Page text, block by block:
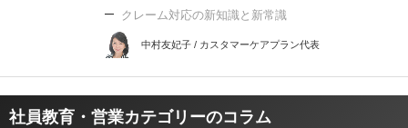
クレーム対応の新知識と新常識
中村友妃子 / カスタマーケアプラン代表
社員教育・営業カテゴリーのコラム